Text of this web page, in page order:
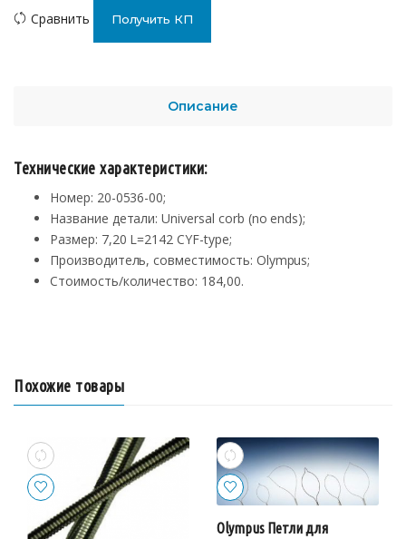
Сравнить Получить КП
Описание
Технические характеристики:
Номер: 20-0536-00;
Название детали: Universal corb (no ends);
Размер: 7,20 L=2142 CYF-type;
Производитель, совместимость: Olympus;
Стоимость/количество: 184,00.
Похожие товары
Olympus Петли для